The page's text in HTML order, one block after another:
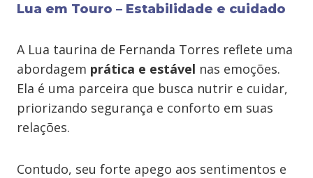
Lua em Touro – Estabilidade e cuidado
A Lua taurina de Fernanda Torres reflete uma
abordagem prática e estável nas emoções.
Ela é uma parceira que busca nutrir e cuidar,
priorizando segurança e conforto em suas
relações.
Contudo, seu forte apego aos sentimentos e